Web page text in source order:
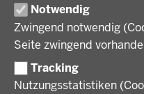
Notwendig
Zwingend notwendig
Seite zwingend
Tracking
Nutzungsstatistiken
Wirtschaft, Kultur und
Regierungsbezirk Münster
Geschichte und Gegenwart
Behördenleitung
Förderlotsinnen und
KARRIERE UND
Stellenangebote
Ausbildung
VERFAHREN UND